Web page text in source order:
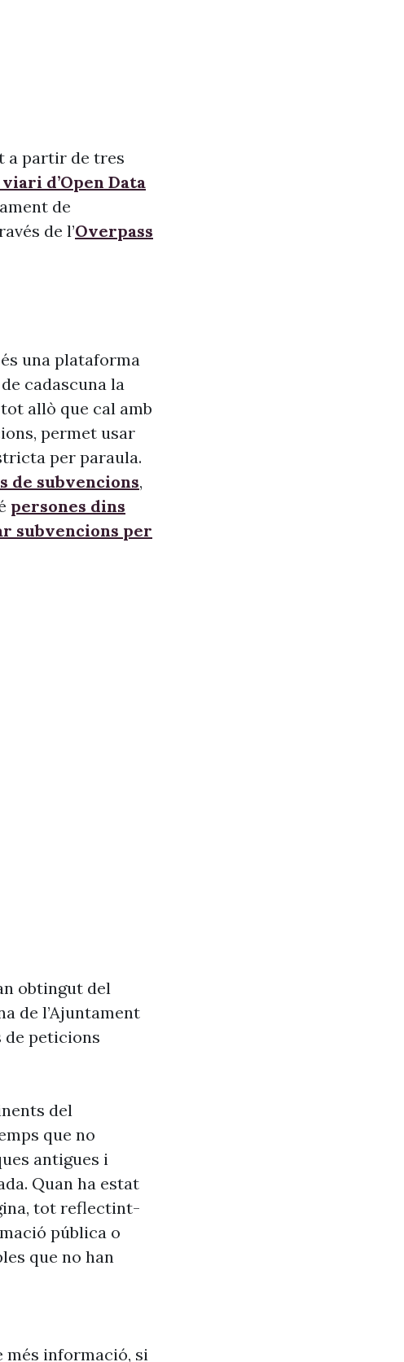
a partir de tres
d’Open Data
de
de l’Overpass
una plataforma
cadascuna la
allò que cal amb
permet usar
per paraula.
de subvencions,
persones dins
subvencions per
obtingut del
de l’Ajuntament
de peticions
del
que no
antigues i
Quan ha estat
tot reflectint-
pública o
que no han
més informació, si